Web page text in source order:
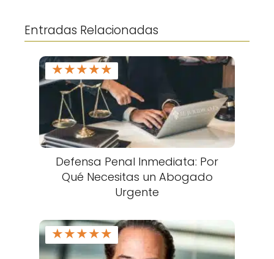
Entradas Relacionadas
★★★★★
Defensa Penal Inmediata: Por
Qué Necesitas un Abogado
Urgente
★★★★★